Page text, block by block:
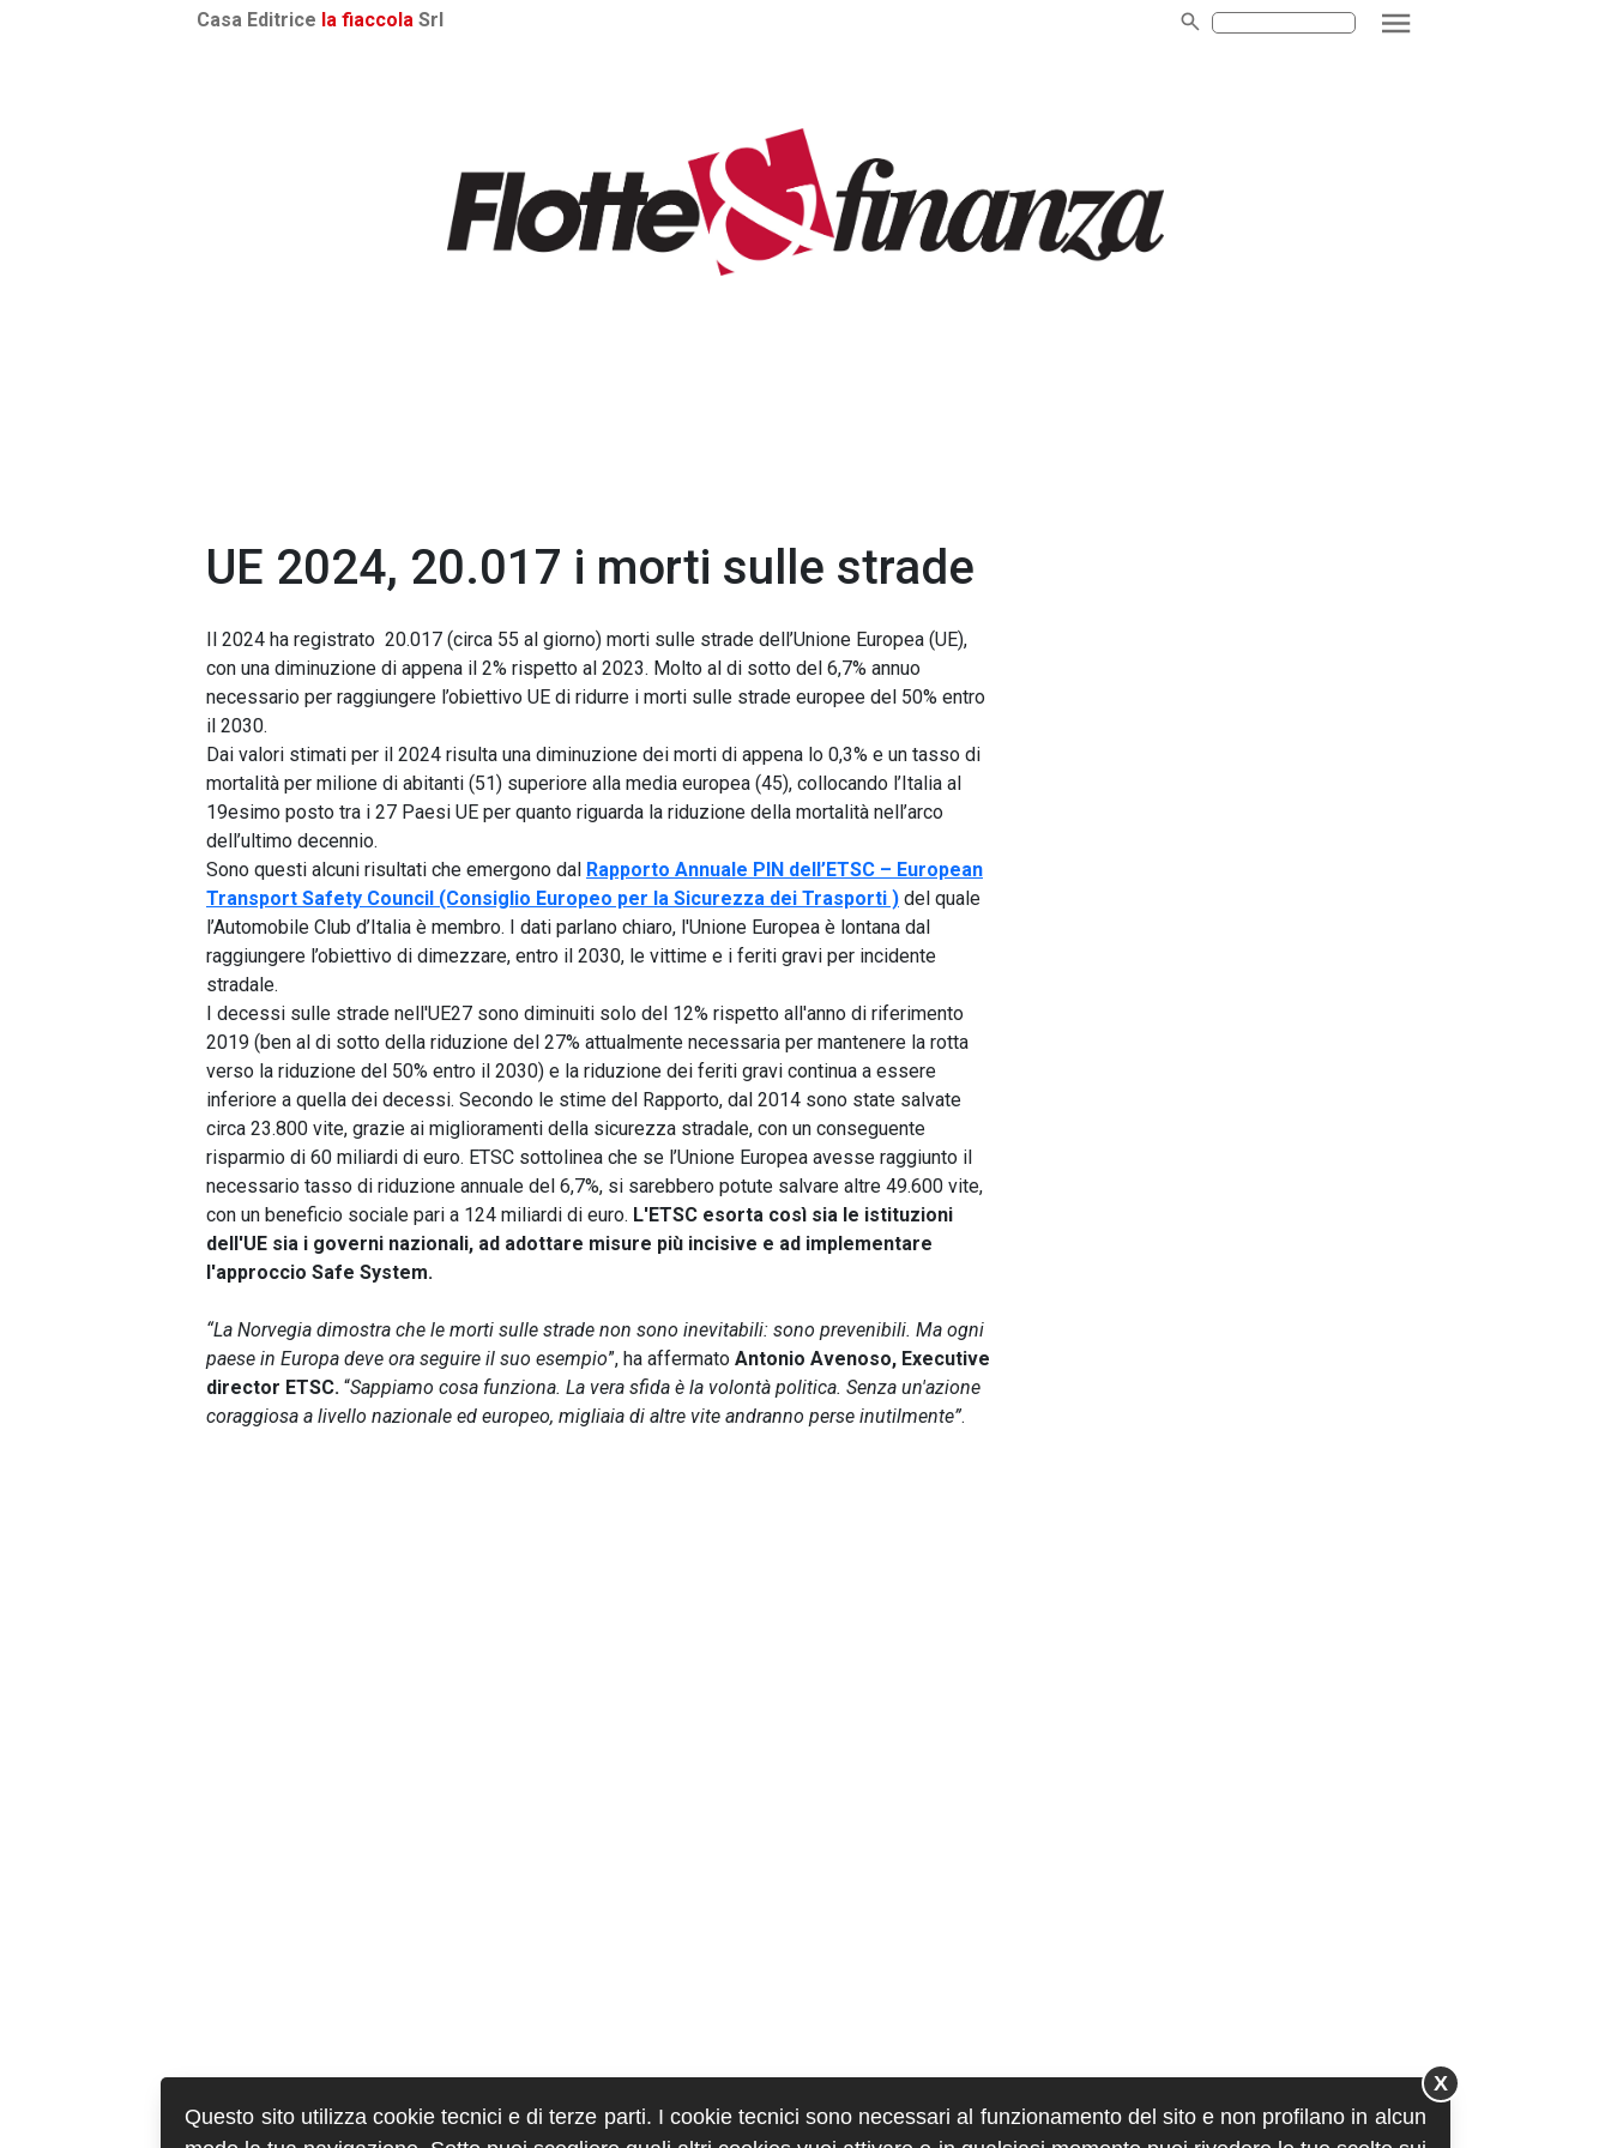
Casa Editrice la fiaccola Srl
UE 2024, 20.017 i morti sulle strade
Il 2024 ha registrato 20.017 (circa 55 al giorno) morti sulle strade dell’Unione Europea (UE),
con una diminuzione di appena il 2% rispetto al 2023. Molto al di sotto del 6,7% annuo
necessario per raggiungere l’obiettivo UE di ridurre i morti sulle strade europee del 50% entro
il 2030.
Dai valori stimati per il 2024 risulta una diminuzione dei morti di appena lo 0,3% e un tasso di
mortalità per milione di abitanti (51) superiore alla media europea (45), collocando l’Italia al
19esimo posto tra i 27 Paesi UE per quanto riguarda la riduzione della mortalità nell’arco
dell’ultimo decennio.
Sono questi alcuni risultati che emergono dal Rapporto Annuale PIN dell’ETSC – European
Transport Safety Council (Consiglio Europeo per la Sicurezza dei Trasporti ) del quale
l’Automobile Club d’Italia è membro. I dati parlano chiaro, l'Unione Europea è lontana dal
raggiungere l’obiettivo di dimezzare, entro il 2030, le vittime e i feriti gravi per incidente
stradale.
I decessi sulle strade nell'UE27 sono diminuiti solo del 12% rispetto all'anno di riferimento
2019 (ben al di sotto della riduzione del 27% attualmente necessaria per mantenere la rotta
verso la riduzione del 50% entro il 2030) e la riduzione dei feriti gravi continua a essere
inferiore a quella dei decessi. Secondo le stime del Rapporto, dal 2014 sono state salvate
circa 23.800 vite, grazie ai miglioramenti della sicurezza stradale, con un conseguente
risparmio di 60 miliardi di euro. ETSC sottolinea che se l’Unione Europea avesse raggiunto il
necessario tasso di riduzione annuale del 6,7%, si sarebbero potute salvare altre 49.600 vite,
con un beneficio sociale pari a 124 miliardi di euro. L'ETSC esorta così sia le istituzioni
dell'UE sia i governi nazionali, ad adottare misure più incisive e ad implementare
l'approccio Safe System.
“La Norvegia dimostra che le morti sulle strade non sono inevitabili: sono prevenibili. Ma ogni
paese in Europa deve ora seguire il suo esempio”, ha affermato Antonio Avenoso, Executive
director ETSC. “Sappiamo cosa funziona. La vera sfida è la volontà politica. Senza un'azione
coraggiosa a livello nazionale ed europeo, migliaia di altre vite andranno perse inutilmente”.
Questo sito utilizza cookie tecnici e di terze parti. I cookie tecnici sono necessari al funzionamento del sito e non profilano in alcun
X